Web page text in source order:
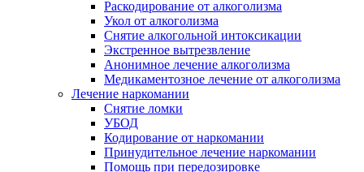
Раскодирование от алкоголизма
Укол от алкоголизма
Снятие алкогольной интоксикации
Экстренное вытрезвление
Анонимное лечение алкоголизма
Медикаментозное лечение от алкоголизма
Лечение наркомании
Снятие ломки
УБОД
Кодирование от наркомании
Принудительное лечение наркомании
Помощь при передозировке